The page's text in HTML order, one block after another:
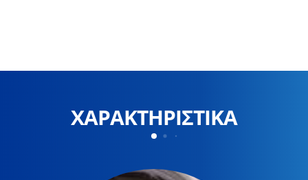
ΧΑΡΑΚΤΗΡΙΣΤΙΚΑ